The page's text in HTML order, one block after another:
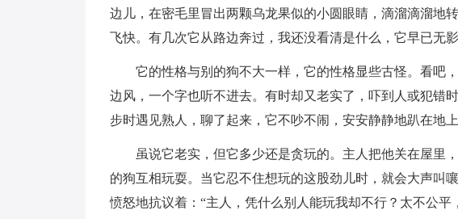
边儿，在密毛里冒出两颗乌龙果似的小圆眼睛，滴溜滴溜地
飞快。有几次它从路边奔过，我还没看清是什么，它早已无影
它的性格与别的狗不大一样，它的性格显些古怪。看吧
边风，一个字也听不进去。有时却又老实了，吓到人或犯错
步时遇见熟人，聊了起来，它不吵不闹，安安静静地趴在地
虽说它老实，但它多少还是贪玩的。主人把他关在屋里
的狗互相玩耍。当它忍不住想玩的这股劲儿时，就会大声叫
愤怒地抗议着：“主人，凭什么别人能玩我却不行？太不公